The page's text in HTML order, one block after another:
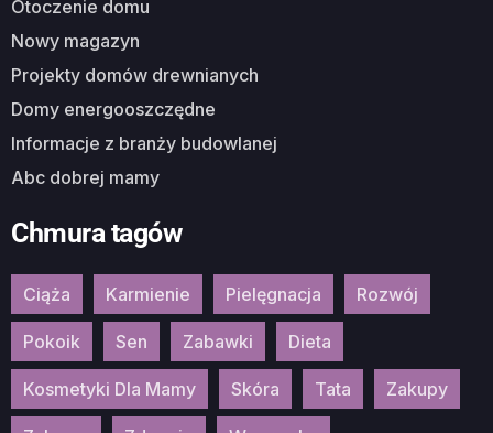
Otoczenie domu
Nowy magazyn
Projekty domów drewnianych
Domy energooszczędne
Informacje z branży budowlanej
Abc dobrej mamy
Chmura tagów
Ciąża Karmienie Pielęgnacja Rozwój
Pokoik Sen Zabawki Dieta
Kosmetyki Dla Mamy Skóra Tata Zakupy